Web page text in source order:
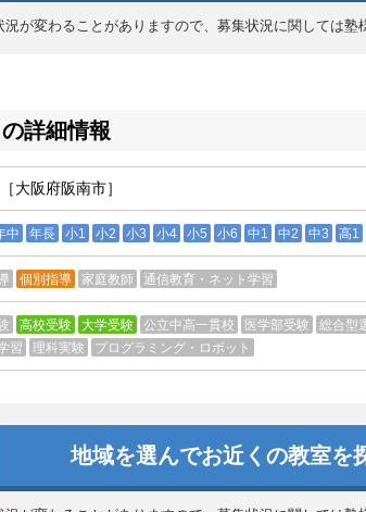
が変わることがありますので、募集状況に関しては塾
詳細情報
大阪府阪南市］
中 年長 小1 小2 小3 小4 小5 小6 中1 中2 中3 高1
個別指導 家庭教師 通信教育・ネット学習
高校受験 大学受験 公立中高一貫校 医学部受験 総合型
習
理科実験 プログラミング・ロボット
地域を選んでお近くの教室を